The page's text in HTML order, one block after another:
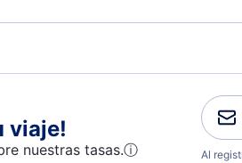
viaje!
nuestras tasas.ⓘ
Al